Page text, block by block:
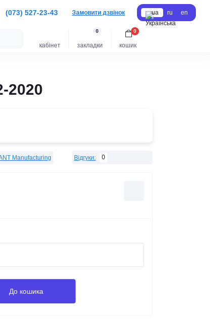
(073) 527-23-43 Замовити дзвінок ua ru en
кабінет закладки
0
кошик
0
2020
Manufacturing Відгуки: 0
До кошика